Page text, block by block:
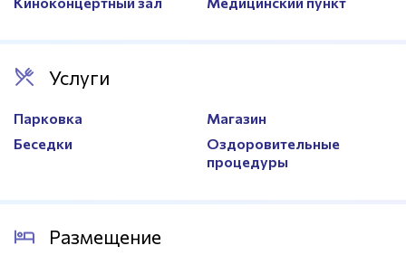
Услуги
Парковка
Магазин
Беседки
Оздоровительные
процедуры
Размещение